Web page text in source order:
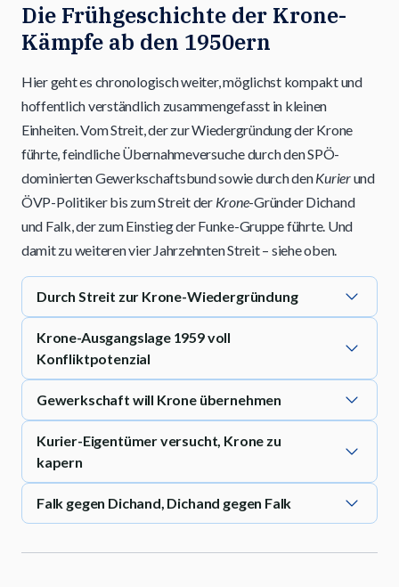
Die Frühgeschichte der Krone-
Kämpfe ab den 1950ern
Hier geht es chronologisch weiter, möglichst kompakt und
hoffentlich verständlich zusammengefasst in kleinen
Einheiten. Vom Streit, der zur Wiedergründung der Krone
führte, feindliche Übernahmeversuche durch den SPÖ-
dominierten Gewerkschaftsbund sowie durch denKurierund
ÖVP-Politiker bis zum Streit der Krone-Gründer Dichand
und Falk, der zum Einstieg der Funke-Gruppe führte. Und
damit zu weiteren vier Jahrzehnten Streit – siehe oben.
Durch Streit zur Krone-Wiedergründung
Krone-Ausgangslage 1959 voll
Konfliktpotenzial
Gewerkschaft will Krone übernehmen
Kurier-Eigentümer versucht, Krone zu
kapern
Falk gegen Dichand, Dichand gegen Falk